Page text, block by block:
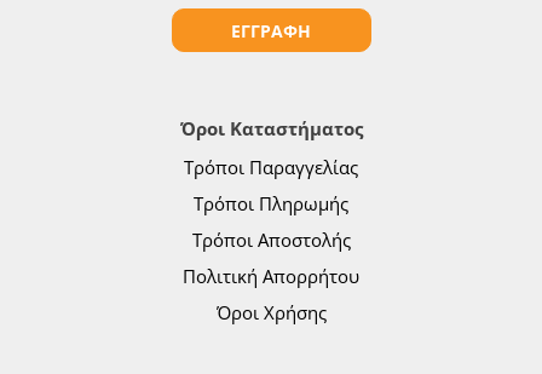
Όροι Καταστήματος
Τρόποι Παραγγελίας
Τρόποι Πληρωμής
Τρόποι Αποστολής
Πολιτική Απορρήτου
Όροι Χρήσης
ΕΓΓΡΑΦΗ